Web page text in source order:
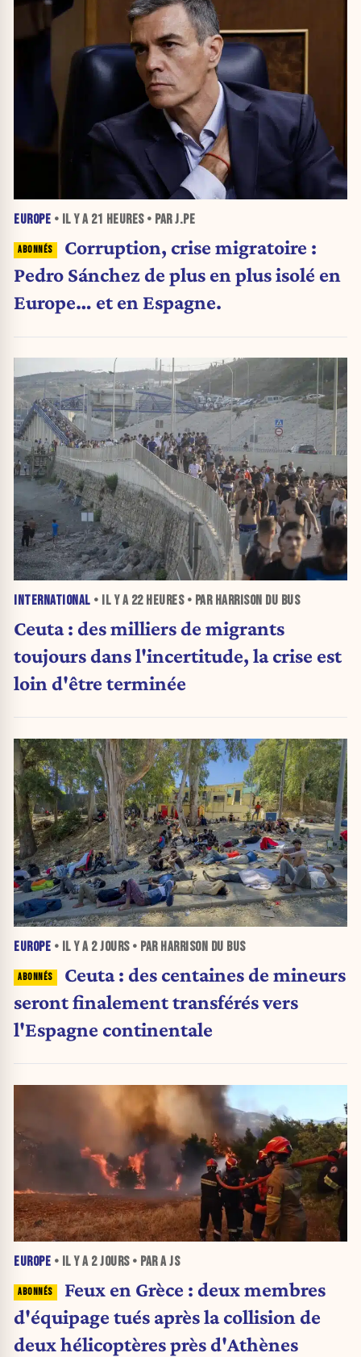
EUROPE • IL Y A 21 HEURES• PAR J.PE
Corruption, crise migratoire :
Pedro Sánchez de plus en plus isolé en
Europe… et en Espagne.
INTERNATIONAL • IL Y A 22 HEURES• PAR HARRISON DU BUS
Ceuta : des milliers de migrants
toujours dans l'incertitude, la crise est
loin d'être terminée
EUROPE • IL Y A 2 JOURS• PAR HARRISON DU BUS
Ceuta : des centaines de mineurs
seront finalement transférés vers
l'Espagne continentale
EUROPE • IL Y A 2 JOURS• PAR A JS
Feux en Grèce : deux membres
d'équipage tués après la collision de
deux hélicoptères près d'Athènes